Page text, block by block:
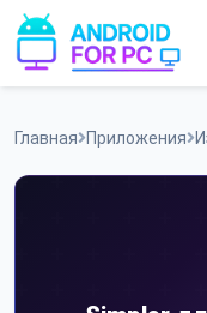
Skip
to
content
Приложения
Главная Приложения